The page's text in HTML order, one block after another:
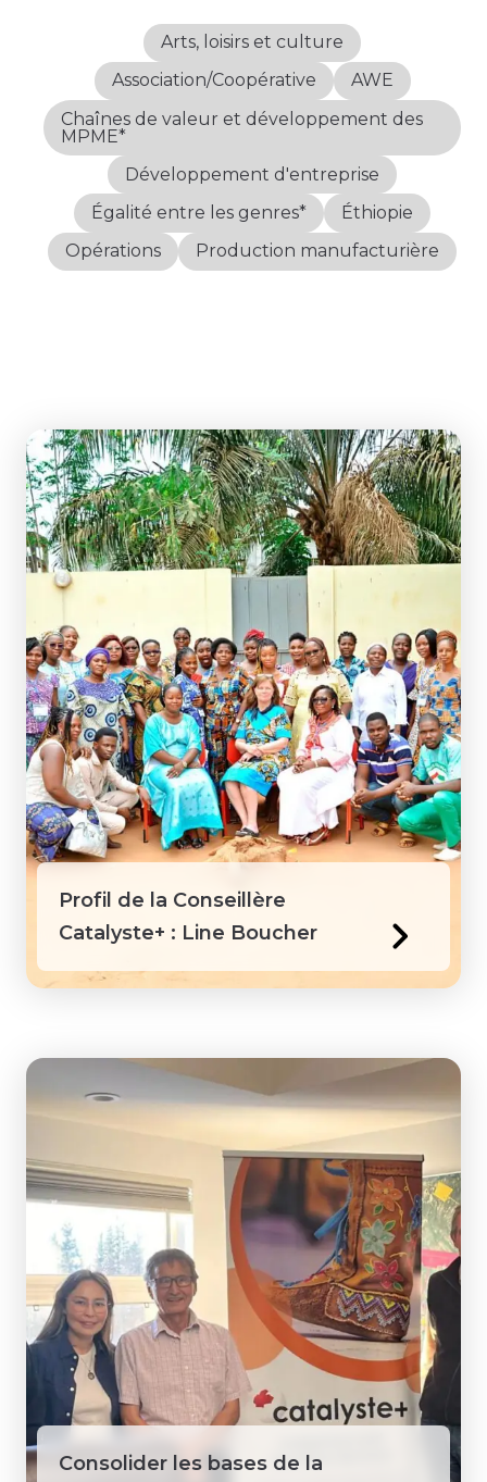
Arts, loisirs et culture
Association/Coopérative
AWE
Chaînes de valeur et développement des
MPME*
Développement d'entreprise
Égalité entre les genres*
Éthiopie
Opérations
Production manufacturière
Profil de la Conseillère
Catalyste+ : Line Boucher
Consolider les bases de la